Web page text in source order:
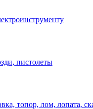
пистолеты
топор, лом, лопата,